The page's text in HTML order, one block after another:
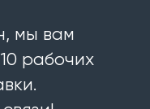
мы вам
рабочих